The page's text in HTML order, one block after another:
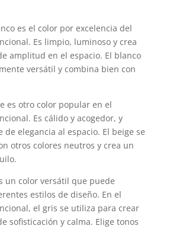
es el color por excelencia del
Es limpio, luminoso y crea
amplitud en el espacio. El blanco
versátil y combina bien con
es otro color popular en el
Es cálido y acogedor, y
de elegancia al espacio. El beige se
otros colores neutros y crea un
un color versátil que puede
estilos de diseño. En el
el gris se utiliza para crear
sofisticación y calma. Elige tonos